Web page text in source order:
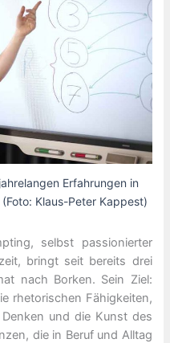
Erfahrungen in
Klaus-Peter Kappest)
selbst passionierter
bringt seit bereits drei
nach Borken. Sein Ziel:
rhetorischen Fähigkeiten,
und die Kunst des
die in Beruf und Alltag